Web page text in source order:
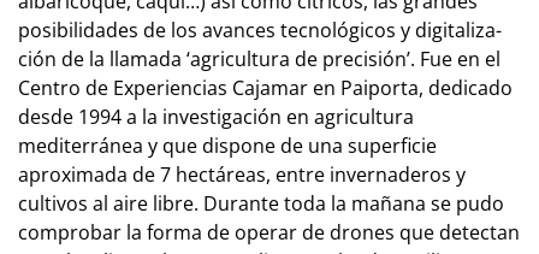
posibilidades de los avances tecnológicos y digi­ta­li­za­
ción de la llamada ‘agricultura de pre­cisión’. Fue en el
Centro de Experiencias Cajamar en Paiporta, dedicado
desde 1994 a la investigación en agricultura
mediterránea y que dispone de una superficie
aproximada de 7 hectáreas, entre invernaderos y
cultivos al aire libre. Durante toda la mañana se pudo
comprobar la forma de operar de drones que detectan